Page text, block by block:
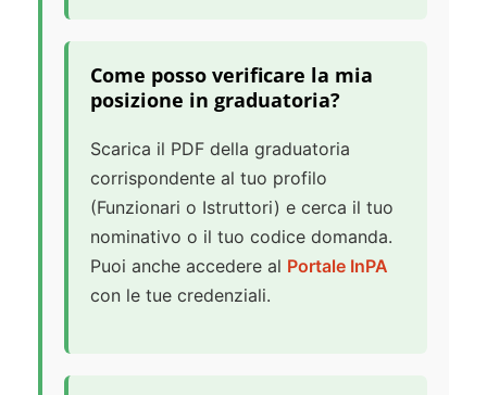
Come posso verificare la mia
posizione in graduatoria?
Scarica il PDF della graduatoria
corrispondente al tuo profilo
(Funzionari o Istruttori) e cerca il tuo
nominativo o il tuo codice domanda.
Puoi anche accedere al Portale InPA
con le tue credenziali.